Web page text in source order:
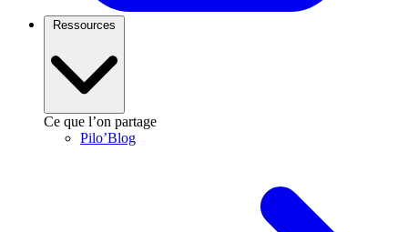
Ressources
Ce que l’on partage
Pilo’Blog